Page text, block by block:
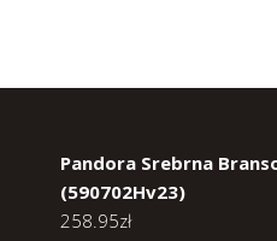
Pandora Srebrna
(590702Hv23)
258.95zł